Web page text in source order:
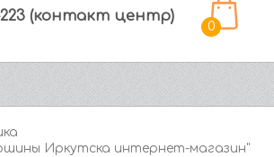
223 (контакт центр)
0
Иркутска интернет-магазин"